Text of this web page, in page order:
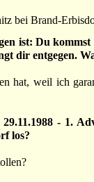
bei Brand-
ist: Du kommst
dir entgegen.
hat, weil ich
- 1.
los?